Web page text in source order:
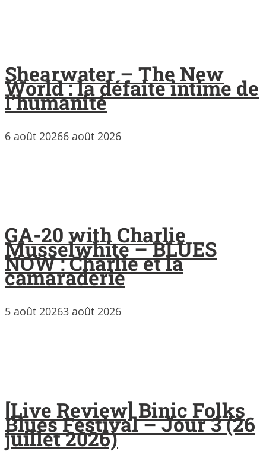
Shearwater – The New
World : la défaite intime de
l’humanité
6 août 20266 août 2026
GA-20 with Charlie
Musselwhite – BLUES
NOW : Charlie et la
camaraderie
5 août 20263 août 2026
[Live Review] Binic Folks
Blues Festival – Jour 3 (26
juillet 2026)